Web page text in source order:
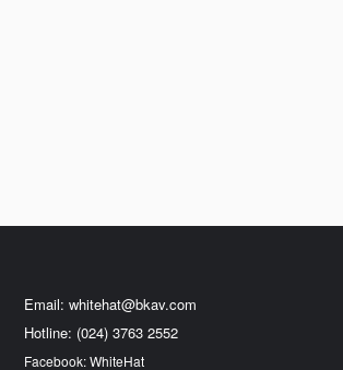
Email: whitehat@bkav.com
Hotline: (024) 3763 2552
Facebook: WhiteHat